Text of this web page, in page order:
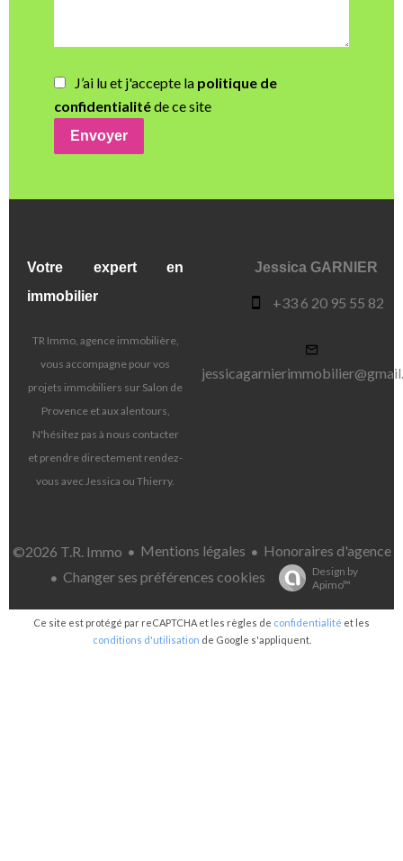
J’ai lu et j'accepte la politique de
confidentialitéde ce site
Envoyer
Votre expert en
immobilier
TR Immo, agence immobilière,
vous accompagne pour vos
projets immobiliers sur Salon de
Provence et aux alentours,
N'hésitez pas à nous contacter
et prendre directement rendez-
vous avec Jessica ou Thierry.
Jessica GARNIER
+33 6 20 95 55 82
©2026 T.R. Immo Mentions légales
Honoraires d'agence
Changer ses préférences cookies
Design by
Apimo™
Ce site est protégé par reCAPTCHA et les règles de confidentialité et les
conditions d'utilisation de Google s'appliquent.